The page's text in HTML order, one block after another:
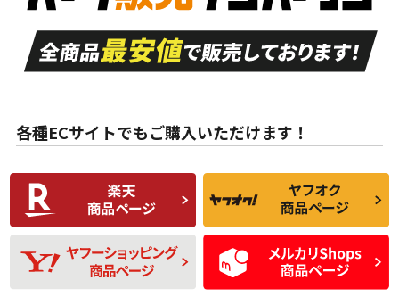
A
走行距離も少なく、
目立つ傷もほとんど
ない中古品
A
走行距離も少なく、
非常に状態の良い中
古品
な中古品
んどない中古品
C
比較的きれいな中古
品
C
られるが、使用に問
題のない中古品
D
使用感や目立つ傷が
あり、一般的な中古
品
D
残り溝も少なく、偏
磨耗がみられ、短期
間使用できるくらい
の中古品
各種ECサイトでもご購入いただけます！